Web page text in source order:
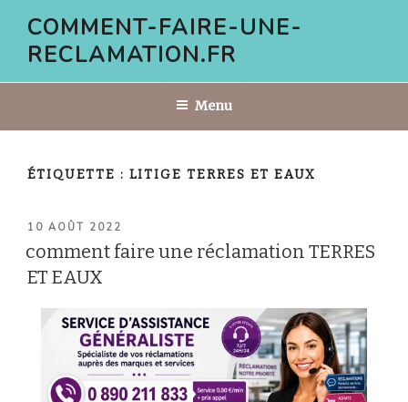
contenu
COMMENT-FAIRE-UNE-
RECLAMATION.FR
Menu
ÉTIQUETTE : LITIGE TERRES ET EAUX
PUBLIÉ
10 AOÛT 2022
comment faire une réclamation TERRES
ET EAUX